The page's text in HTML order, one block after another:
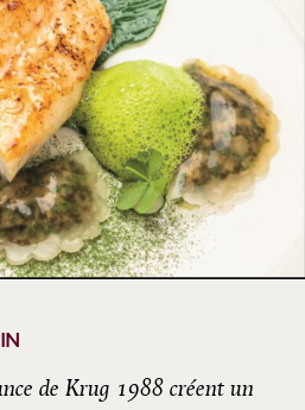
de Krug 1988 créent un